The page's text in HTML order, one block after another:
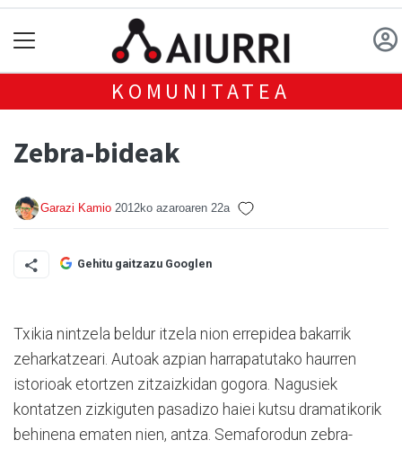
KOMUNITATEA
Zebra-bideak
Garazi Kamio 2012ko azaroaren 22a
Gehitu gaitzazu Googlen
Txikia nintzela beldur itzela nion errepidea bakarrik
zeharkatzeari. Autoak azpian harrapatutako haurren
istorioak etortzen zitzaizkidan gogora. Nagusiek
kontatzen zizkiguten pasadizo haiei kutsu dramatikorik
behinena ematen nien, antza. Semaforodun zebra-